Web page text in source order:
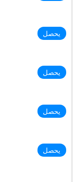
يحصل
يحصل
يحصل
يحصل